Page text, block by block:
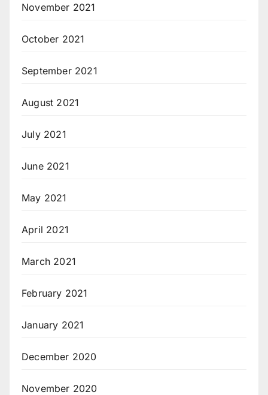
November 2021
October 2021
September 2021
August 2021
July 2021
June 2021
May 2021
April 2021
March 2021
February 2021
January 2021
December 2020
November 2020